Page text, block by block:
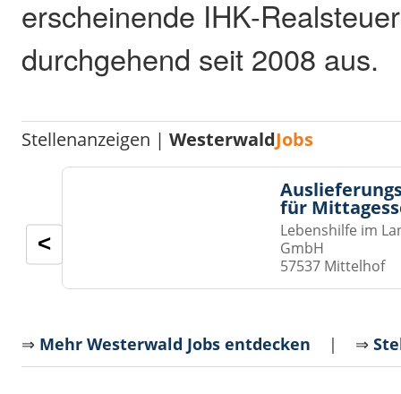
erscheinende IHK-
durchgehend seit 2008 aus.
Stellenanzeigen |WesterwaldJobs
für
Lebenshilfe im
GmbH
57537 Mittelhof
<
⇒ Mehr Westerwald Jobs entdecken | ⇒